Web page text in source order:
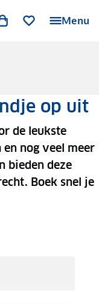
Menu
op uit
de leukste
nog veel meer
bieden deze
Boek snel je